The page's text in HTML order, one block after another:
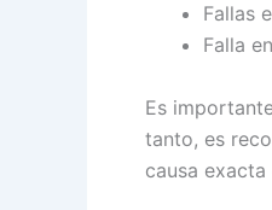
Fallas
Falla
Es
tanto, es
causa